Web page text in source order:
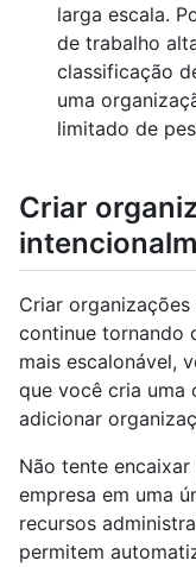
larga escala.
de trabalho
classificação
uma
limitado de
Criar
Criar
continue tornando
mais escalonável,
que você cria uma
adicionar
Não tente
empresa em uma
recursos
permitem